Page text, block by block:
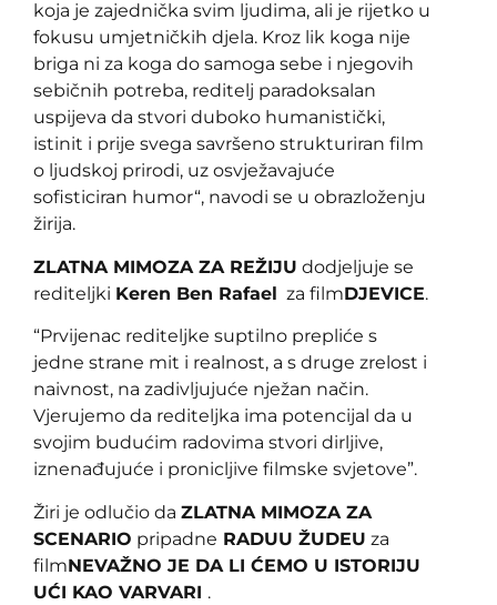
koja je zajednička svim ljudima, ali je rijetko u
fokusu umjetničkih djela. Kroz lik koga nije
briga ni za koga do samoga sebe i njegovih
sebičnih potreba, reditelj paradoksalan
uspijeva da stvori duboko humanistički,
istinit i prije svega savršeno strukturiran film
o ljudskoj prirodi, uz osvježavajuće
sofisticiran humor“, navodi se u obrazloženju
žirija.
ZLATNA MIMOZA ZA REŽIJU dodjeljuje se
rediteljki Keren Ben Rafael za filmDJEVICE.
“Prvijenac rediteljke suptilno prepliće s
jedne strane mit i realnost, a s druge zrelost i
naivnost, na zadivljujuće nježan način.
Vjerujemo da rediteljka ima potencijal da u
svojim budućim radovima stvori dirljive,
iznenađujuće i pronicljive filmske svjetove”.
Žiri je odlučio da ZLATNA MIMOZA ZA
SCENARIO pripadne RADUU ŽUDEU za
filmNEVAŽNO JE DA LI ĆEMO U ISTORIJU
UĆI KAO VARVARI .